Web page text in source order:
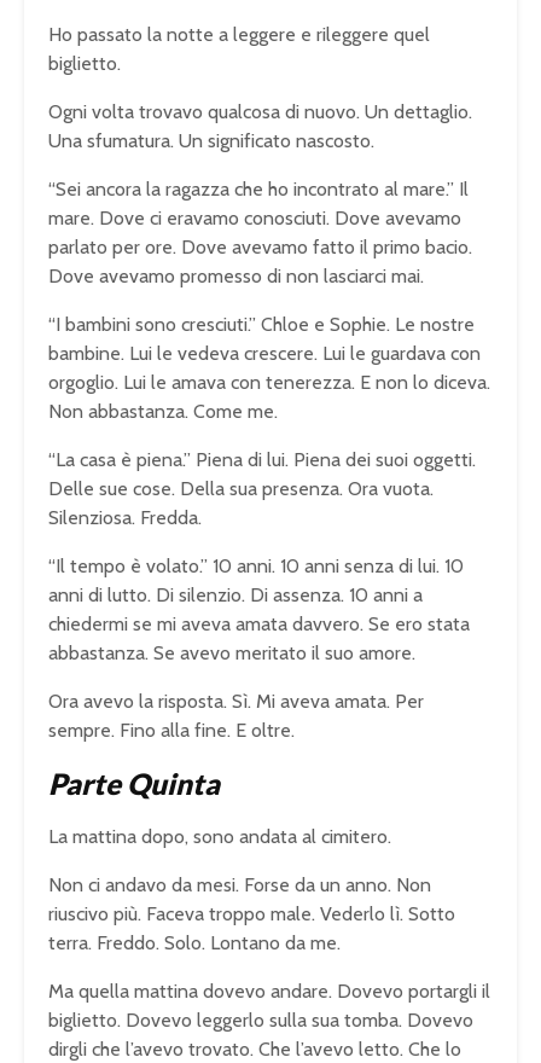
Ho passato la notte a leggere e rileggere quel
biglietto.
Ogni volta trovavo qualcosa di nuovo. Un dettaglio.
Una sfumatura. Un significato nascosto.
“Sei ancora la ragazza che ho incontrato al mare.” Il
mare. Dove ci eravamo conosciuti. Dove avevamo
parlato per ore. Dove avevamo fatto il primo bacio.
Dove avevamo promesso di non lasciarci mai.
“I bambini sono cresciuti.” Chloe e Sophie. Le nostre
bambine. Lui le vedeva crescere. Lui le guardava con
orgoglio. Lui le amava con tenerezza. E non lo diceva.
Non abbastanza. Come me.
“La casa è piena.” Piena di lui. Piena dei suoi oggetti.
Delle sue cose. Della sua presenza. Ora vuota.
Silenziosa. Fredda.
“Il tempo è volato.” 10 anni. 10 anni senza di lui. 10
anni di lutto. Di silenzio. Di assenza. 10 anni a
chiedermi se mi aveva amata davvero. Se ero stata
abbastanza. Se avevo meritato il suo amore.
Ora avevo la risposta. Sì. Mi aveva amata. Per
sempre. Fino alla fine. E oltre.
Parte Quinta
La mattina dopo, sono andata al cimitero.
Non ci andavo da mesi. Forse da un anno. Non
riuscivo più. Faceva troppo male. Vederlo lì. Sotto
terra. Freddo. Solo. Lontano da me.
Ma quella mattina dovevo andare. Dovevo portargli il
biglietto. Dovevo leggerlo sulla sua tomba. Dovevo
dirgli che l’avevo trovato. Che l’avevo letto. Che lo